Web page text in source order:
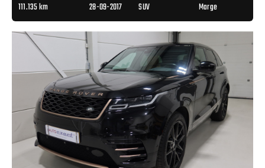
111.135 km 28-09-2017 SUV Marge